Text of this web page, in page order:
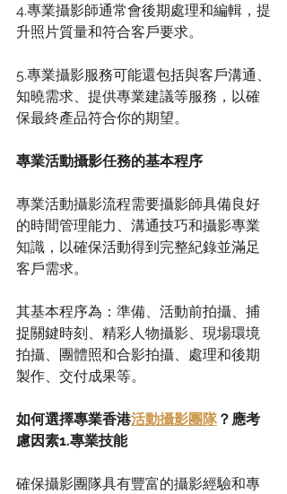
4.專業攝影師通常會後期處理和編輯，提
升照片質量和符合客戶要求。
5.專業攝影服務可能還包括與客戶溝通、
知曉需求、提供專業建議等服務，以確
保最終產品符合你的期望。
專業活動攝影任務的基本程序
專業活動攝影流程需要攝影師具備良好
的時間管理能力、溝通技巧和攝影專業
知識，以確保活動得到完整紀錄並滿足
客戶需求。
其基本程序為：準備、活動前拍攝、捕
捉關鍵時刻、精彩人物攝影、現場環境
拍攝、團體照和合影拍攝、處理和後期
製作、交付成果等。
如何選擇專業香港活動攝影團隊？應考
慮因素1.專業技能
確保攝影團隊具有豐富的攝影經驗和專